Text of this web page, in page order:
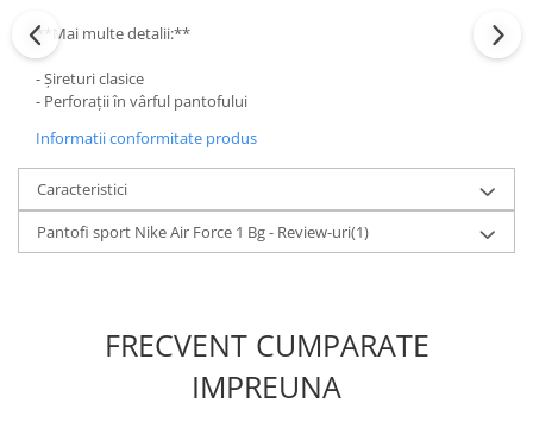
**Mai multe detalii:**
- Șireturi clasice
- Perforații în vârful pantofului
Informatii conformitate produs
Caracteristici
Pantofi sport Nike Air Force 1 Bg - Review-uri(1)
FRECVENT CUMPARATE
IMPREUNA